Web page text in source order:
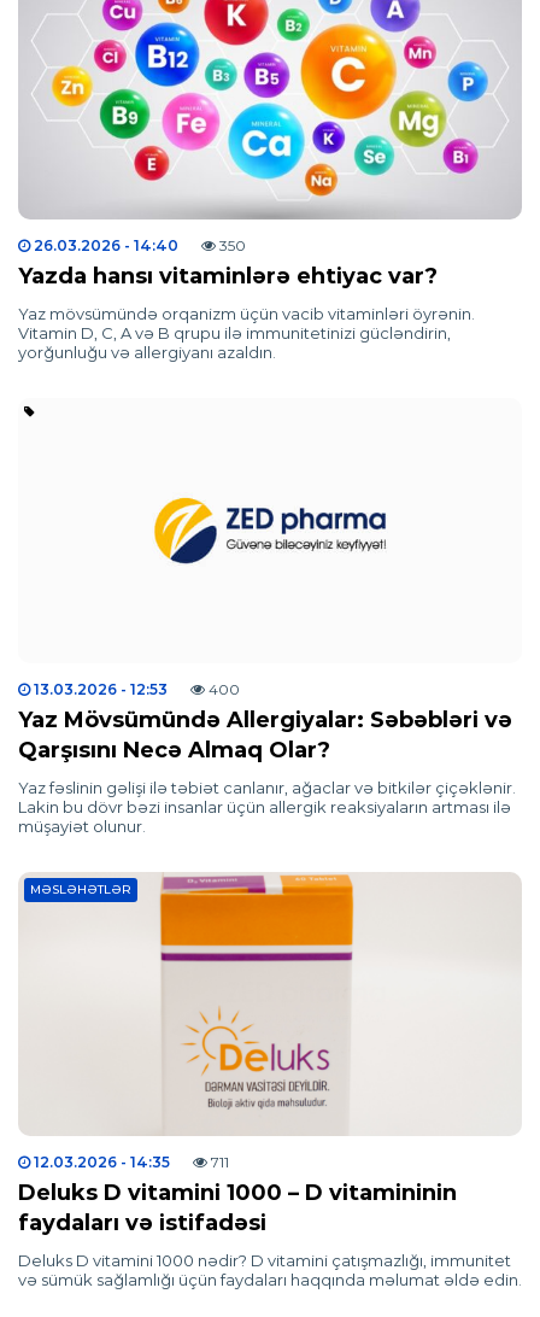
26.03.2026 - 14:40 350
Yazda hansı vitaminlərə ehtiyac var?
Yaz mövsümündə orqanizm üçün vacib vitaminləri öyrənin.
Vitamin D, C, A və B qrupu ilə immunitetinizi gücləndirin,
yorğunluğu və allergiyanı azaldın.
13.03.2026 - 12:53 400
Yaz Mövsümündə Allergiyalar: Səbəbləri və
Qarşısını Necə Almaq Olar?
Yaz fəslinin gəlişi ilə təbiət canlanır, ağaclar və bitkilər çiçəklənir.
Lakin bu dövr bəzi insanlar üçün allergik reaksiyaların artması ilə
müşayiət olunur.
MƏSLƏHƏTLƏR
12.03.2026 - 14:35 711
Deluks D vitamini 1000 – D vitamininin
faydaları və istifadəsi
Deluks D vitamini 1000 nədir? D vitamini çatışmazlığı, immunitet
və sümük sağlamlığı üçün faydaları haqqında məlumat əldə edin.